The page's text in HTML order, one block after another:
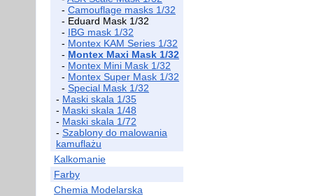
- Camouflage masks 1/32
- Eduard Mask 1/32
- IBG mask 1/32
- Montex KAM Series 1/32
- Montex Maxi Mask 1/32
- Montex Mini Mask 1/32
- Montex Super Mask 1/32
- Special Mask 1/32
- Maski skala 1/35
- Maski skala 1/48
- Maski skala 1/72
- Szablony do malowania
kamuflażu
Kalkomanie
Farby
Chemia Modelarska